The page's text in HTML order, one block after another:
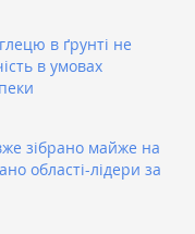
в ґрунті не
в умовах
зібрано майже на
області-лідери за